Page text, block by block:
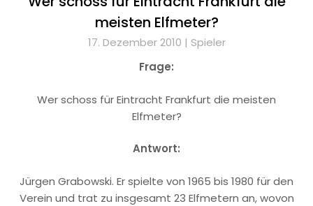
meisten Elfmeter?
17. Dezember 2010 | Spieler
Frage:
Wer schoss für Eintracht Frankfurt die meisten
Elfmeter?
Antwort:
Jürgen Grabowski. Er spielte von 1965 bis 1980 für den
Verein und trat zu insgesamt 23 Elfmetern an, wovon